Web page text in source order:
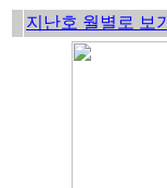
지난호 월별로 보기